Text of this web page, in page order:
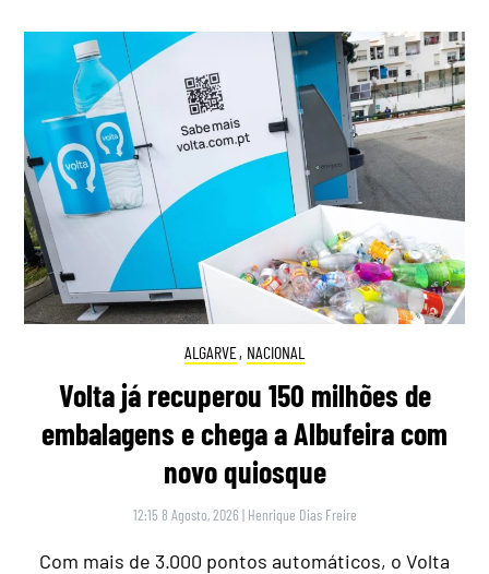
ALGARVE, NACIONAL
Volta já recuperou 150 milhões de
embalagens e chega a Albufeira com
novo quiosque
12:15 8 Agosto, 2026 | Henrique Dias Freire
Com mais de 3.000 pontos automáticos, o Volta